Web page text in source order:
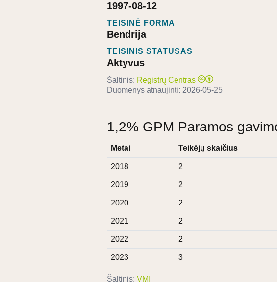
1997-08-12
TEISINĖ FORMA
Bendrija
TEISINIS STATUSAS
Aktyvus
Šaltinis: Registrų Centras
Duomenys atnaujinti: 2026-05-25
1,2% GPM Paramos
Metai Teikėjų skaičius
2018 2
2019 2
2020 2
2021 2
2022 2
2023 3
Šaltinis: VMI